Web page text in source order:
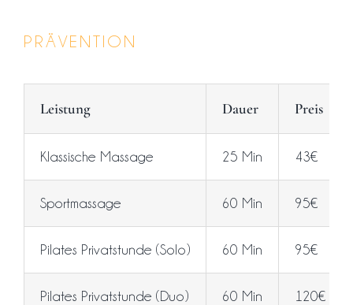
PRÄVENTION
Leistung Dauer Preis
Klassische Massage 25 Min 43€
Sportmassage 60 Min 95€
Pilates Privatstunde (Solo) 60 Min 95€
Pilates Privatstunde (Duo) 60 Min 120€